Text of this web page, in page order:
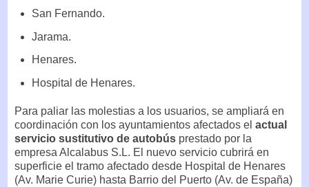
San Fernando.
Jarama.
Henares.
Hospital de Henares.
Para paliar las molestias a los usuarios, se ampliará en
coordinación con los ayuntamientos afectados el actual
servicio sustitutivo de autobús prestado por la
empresa Alcalabus S.L. El nuevo servicio cubrirá en
superficie el tramo afectado desde Hospital de Henares
(Av. Marie Curie) hasta Barrio del Puerto (Av. de España)